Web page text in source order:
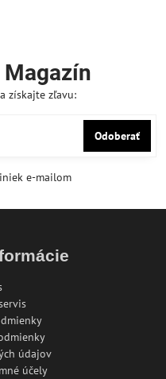
získajte zľavu:
Odoberať
e-mailom
údajov
účely